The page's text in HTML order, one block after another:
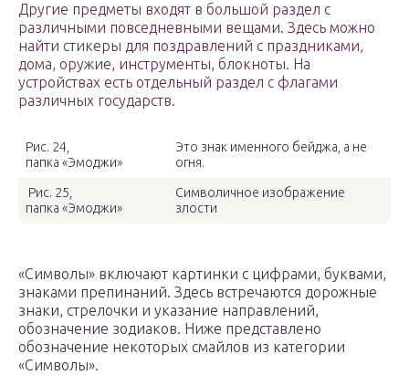
Другие предметы входят в большой раздел с
различными повседневными вещами. Здесь можно
найти стикеры для поздравлений с праздниками,
дома, оружие, инструменты, блокноты. На
устройствах есть отдельный раздел с флагами
различных государств.
Рис. 24,
папка «Эмоджи»
Это знак именного бейджа, а не
огня.
Рис. 25,
папка «Эмоджи»
Символичное изображение
злости
«Символы» включают картинки с цифрами, буквами,
знаками препинаний. Здесь встречаются дорожные
знаки, стрелочки и указание направлений,
обозначение зодиаков. Ниже представлено
обозначение некоторых смайлов из категории
«Символы».